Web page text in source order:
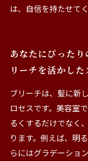
は、自信を持たせて
あなたにぴった
リーチを活かし
ブリーチは、髪に新
ロセスです。美容室
るくするだけでなく
ります。例えば、明
らにはグラデーショ